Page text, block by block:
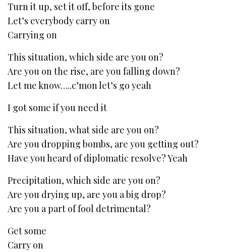
Turn it up, set it off, before its gone
Let’s everybody carry on
Carrying on
This situation, which side are you on?
Are you on the rise, are you falling down?
Let me know…..c’mon let’s go yeah
I got some if you need it
This situation, what side are you on?
Are you dropping bombs, are you getting out?
Have you heard of diplomatic resolve? Yeah
Precipitation, which side are you on?
Are you drying up, are you a big drop?
Are you a part of fool detrimental?
Get some
Carry on